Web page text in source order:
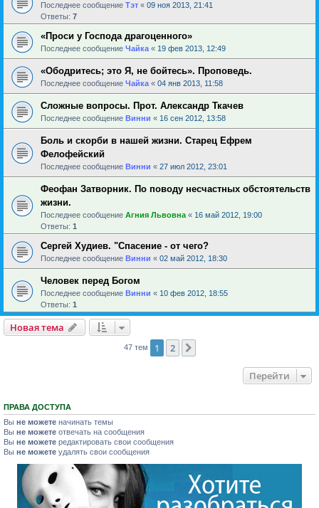
Последнее сообщение Тэт « 09 ноя 2013, 21:41
Ответы: 7
«Проси у Господа драгоценного»
Последнее сообщение Чайка « 19 фев 2013, 12:49
«Ободритесь; это Я, не бойтесь». Проповедь.
Последнее сообщение Чайка « 04 янв 2013, 11:58
Сложные вопросы. Прот. Александр Ткачев
Последнее сообщение Винни « 16 сен 2012, 13:58
Боль и скорби в нашей жизни. Старец Ефрем
Фелофейский
Последнее сообщение Винни « 27 июл 2012, 23:01
Феофан Затворник. По поводу несчастных обстоятельств
жизни.
Последнее сообщение Агния Львовна « 16 май 2012, 19:00
Ответы: 1
Сергей Худиев. "Спасение - от чего?
Последнее сообщение Винни « 02 май 2012, 18:30
Человек перед Богом
Последнее сообщение Винни « 10 фев 2012, 18:55
Ответы: 1
Новая тема
47 тем 1 2
Перейти
ПРАВА ДОСТУПА
Вы не можете начинать темы
Вы не можете отвечать на сообщения
Вы не можете редактировать свои сообщения
Вы не можете удалять свои сообщения